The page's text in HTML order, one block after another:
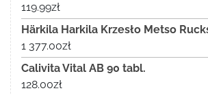
119.99zł
Härkila Harkila Krzesło Metso
1 377.00zł
Calivita Vital AB 90 tabl.
128.00zł